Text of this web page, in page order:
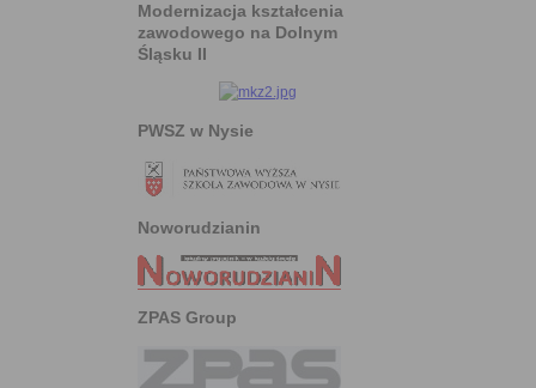
Modernizacja kształcenia
zawodowego na Dolnym
Śląsku II
PWSZ w Nysie
Noworudzianin
ZPAS Group